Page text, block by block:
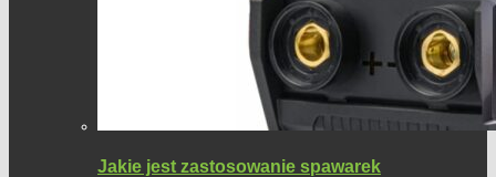
Jakie jest zastosowanie spawarek